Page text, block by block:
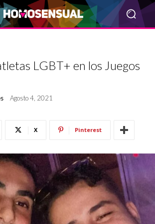
LGBT+ en los Juegos
Agosto 4, 2021
X Pinterest